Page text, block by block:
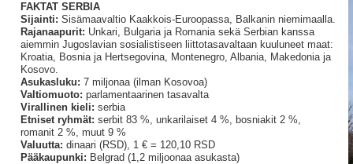
FAKTAT SERBIA
Sijainti: Sisämaavaltio Kaakkois-Euroopassa, Balkanin niemimaalla.
Rajanaapurit: Unkari, Bulgaria ja Romania sekä Serbian kanssa
aiemmin Jugoslavian sosialistiseen liittotasavaltaan kuuluneet maat:
Kroatia, Bosnia ja Hertsegovina, Montenegro, Albania, Makedonia ja
Kosovo.
Asukasluku: 7 miljonaa (ilman Kosovoa)
Valtiomuoto: parlamentaarinen tasavalta
Virallinen kieli: serbia
Etniset ryhmät: serbit 83 %, unkarilaiset 4 %, bosniakit 2 %,
romanit 2 %, muut 9 %
Valuutta: dinaari (RSD), 1 € = 120,10 RSD
Pääkaupunki: Belgrad (1,2 miljoonaa asukasta)